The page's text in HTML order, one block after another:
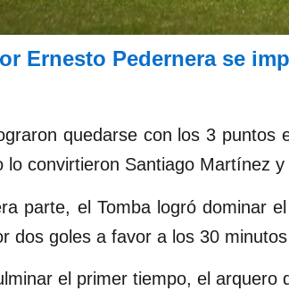
Ernesto Pedernera se
quedarse con los 3
lo convirtieron Santiago Martínez y
parte, el Tomba logró dominar
dos goles a favor a los 30
el primer tiempo, el arquero